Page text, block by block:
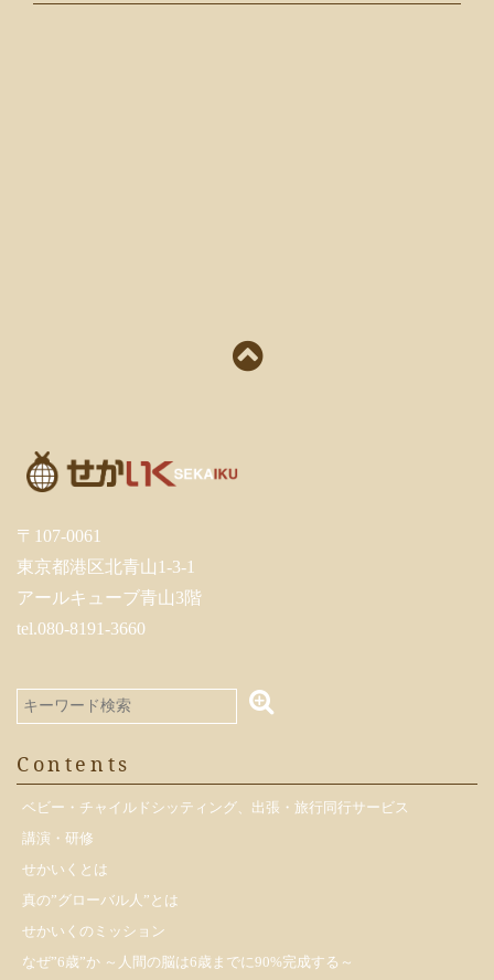
〒107-0061
東京都港区北青山1-3-1
アールキューブ青山3階
tel.080-8191-3660
Contents
ベビー・チャイルドシッティング、出張・旅行同行サービス
講演・研修
せかいくとは
真の”グローバル人”とは
せかいくのミッション
なぜ”6歳”か ～人間の脳は6歳までに90%完成する～